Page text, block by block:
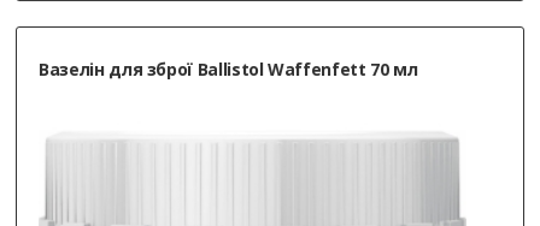
Вазелін для зброї Ballistol Waffenfett 70 мл